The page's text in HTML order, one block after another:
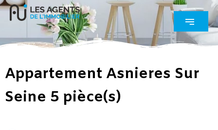
Appartement Asnieres Sur
Seine 5 pièce(s)